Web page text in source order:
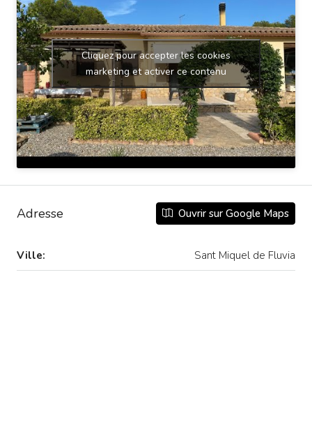
Cliquez pour accepter les cookies
marketing et activer ce contenu
Adresse Ouvrir sur Google Maps
Ville: Sant Miquel de Fluvia